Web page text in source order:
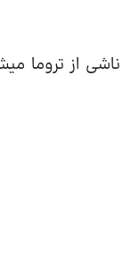
از تروما